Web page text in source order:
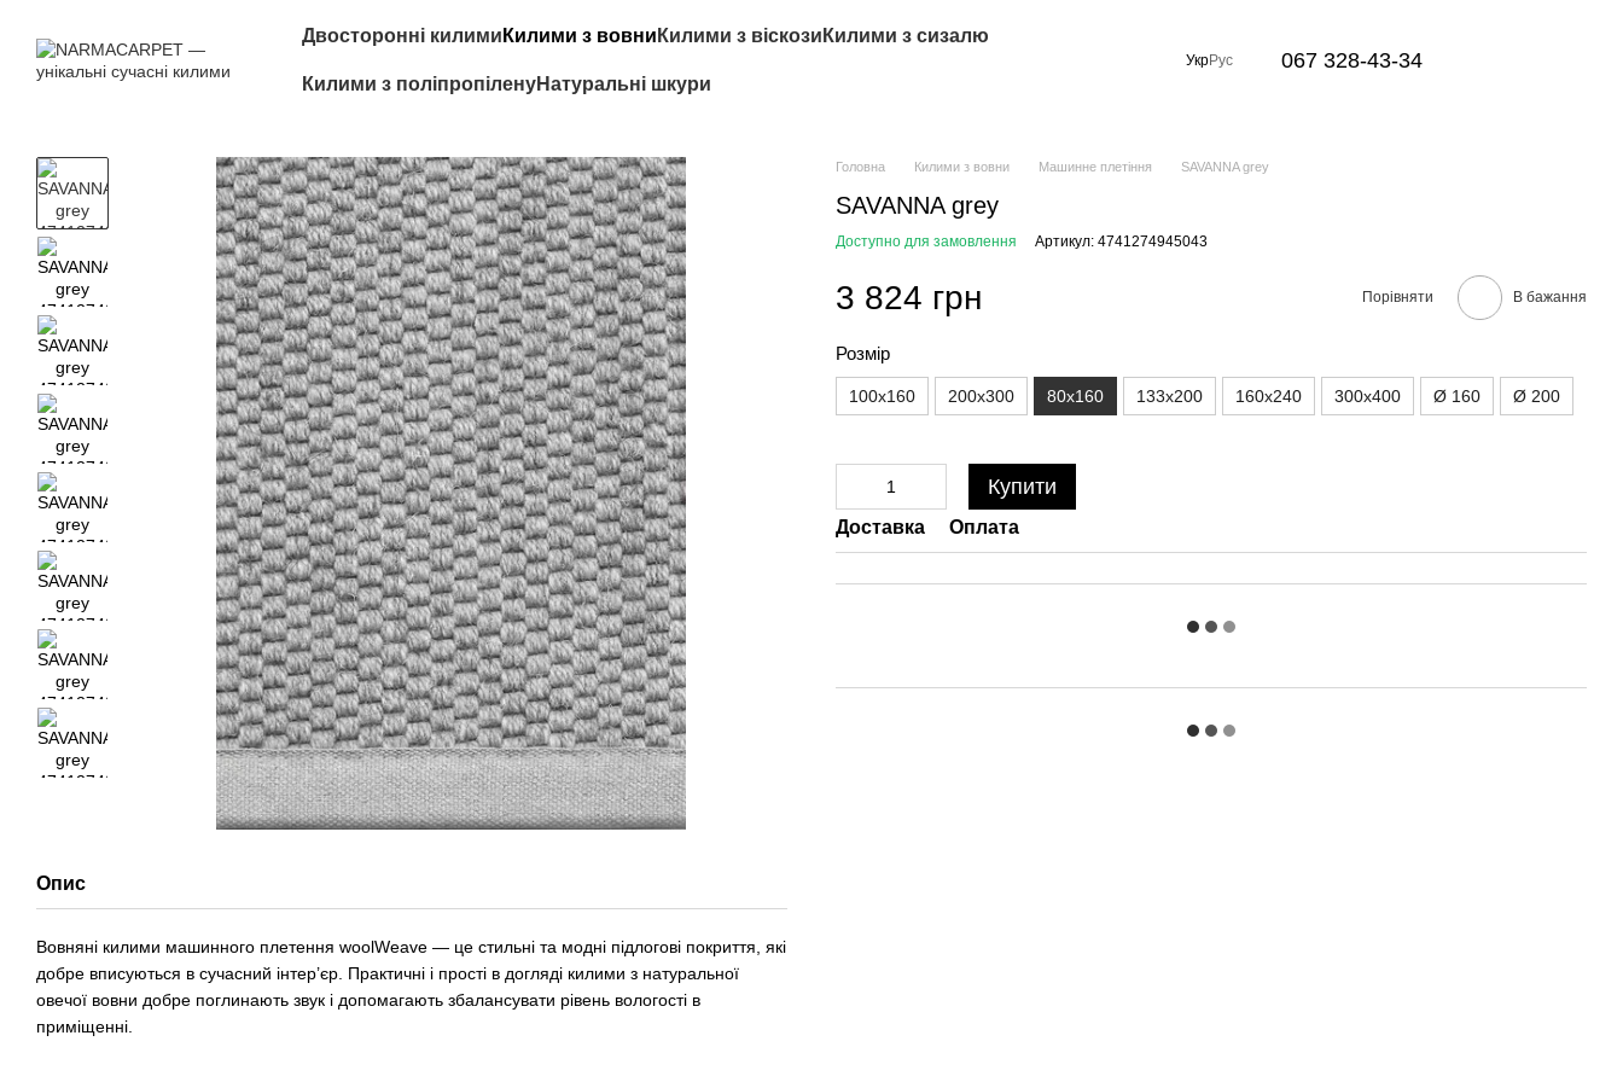
Двосторонні килими Килими з вовни Килими з віскози Килими з сизалю
Килими з поліпропіленуНатуральні шкури
УкрРус 067 328-43-34
Опис
Вовняні килими машинного плетення woolWeave — це стильні та модні підлогові покриття, які
добре вписуються в сучасний інтер’єр. Практичні і прості в догляді килими з натуральної
овечої вовни добре поглинають звук і допомагають збалансувати рівень вологості в
приміщенні.
Головна Килими з вовни Машинне плетіння SAVANNA grey
SAVANNA grey
Доступно для замовлення Артикул: 4741274945043
3 824 грн Порівняти В бажання
Розмір
100x160 200x300 80x160 133x200 160x240 300x400 Ø 160 Ø 200
Купити
Доставка Оплата